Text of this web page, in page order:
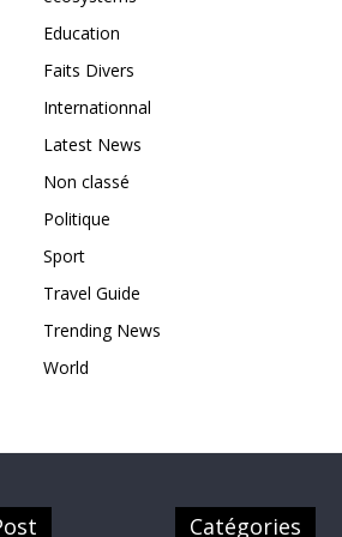
Education
Faits Divers
Internationnal
Latest News
Non classé
Politique
Sport
Travel Guide
Trending News
World
Catégories